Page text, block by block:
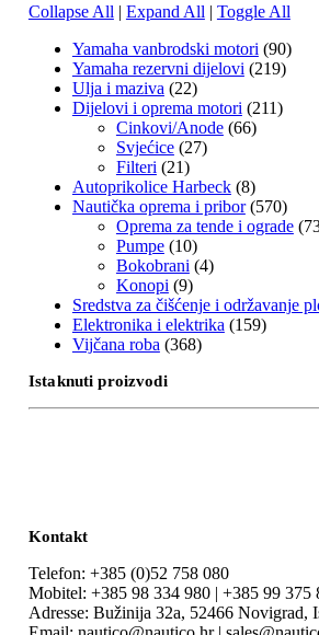
Collapse All | Expand All | Toggle All
Yamaha vanbrodski motori (90)
Yamaha rezervni dijelovi (219)
Ulja i maziva (22)
Dijelovi i oprema motori (211)
Cinkovi/Anode (66)
Svjećice (27)
Filteri (21)
Autoprikolice Harbeck (8)
Nautička oprema i pribor (570)
Oprema za tende i ograde
Pumpe (10)
Bokobrani (4)
Konopi (9)
Sredstva za čišćenje i održavanje
Elektronika i elektrika (159)
Vijčana roba (368)
Istaknuti proizvodi
Kontakt
Telefon: +385 (0)52 758 080
Mobitel: +385 98 334 980 | +385 99 375
Adresse: Bužinija 32a, 52466 Novigrad,